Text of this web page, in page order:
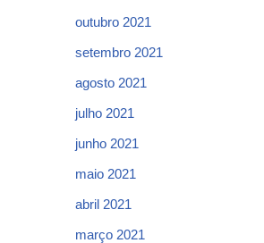
outubro 2021
setembro 2021
agosto 2021
julho 2021
junho 2021
maio 2021
abril 2021
março 2021